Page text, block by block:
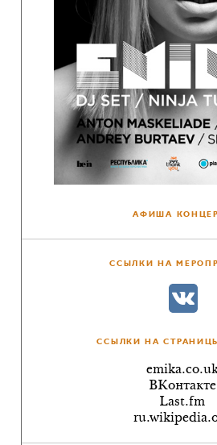
АФИША
ССЫЛКИ НА
ССЫЛКИ НА
ВКонтакте
Last.fm